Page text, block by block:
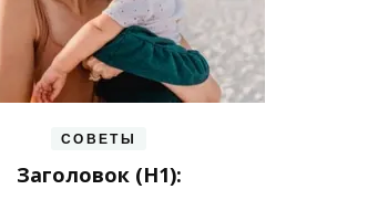
СОВЕТЫ
Заголовок (H1):